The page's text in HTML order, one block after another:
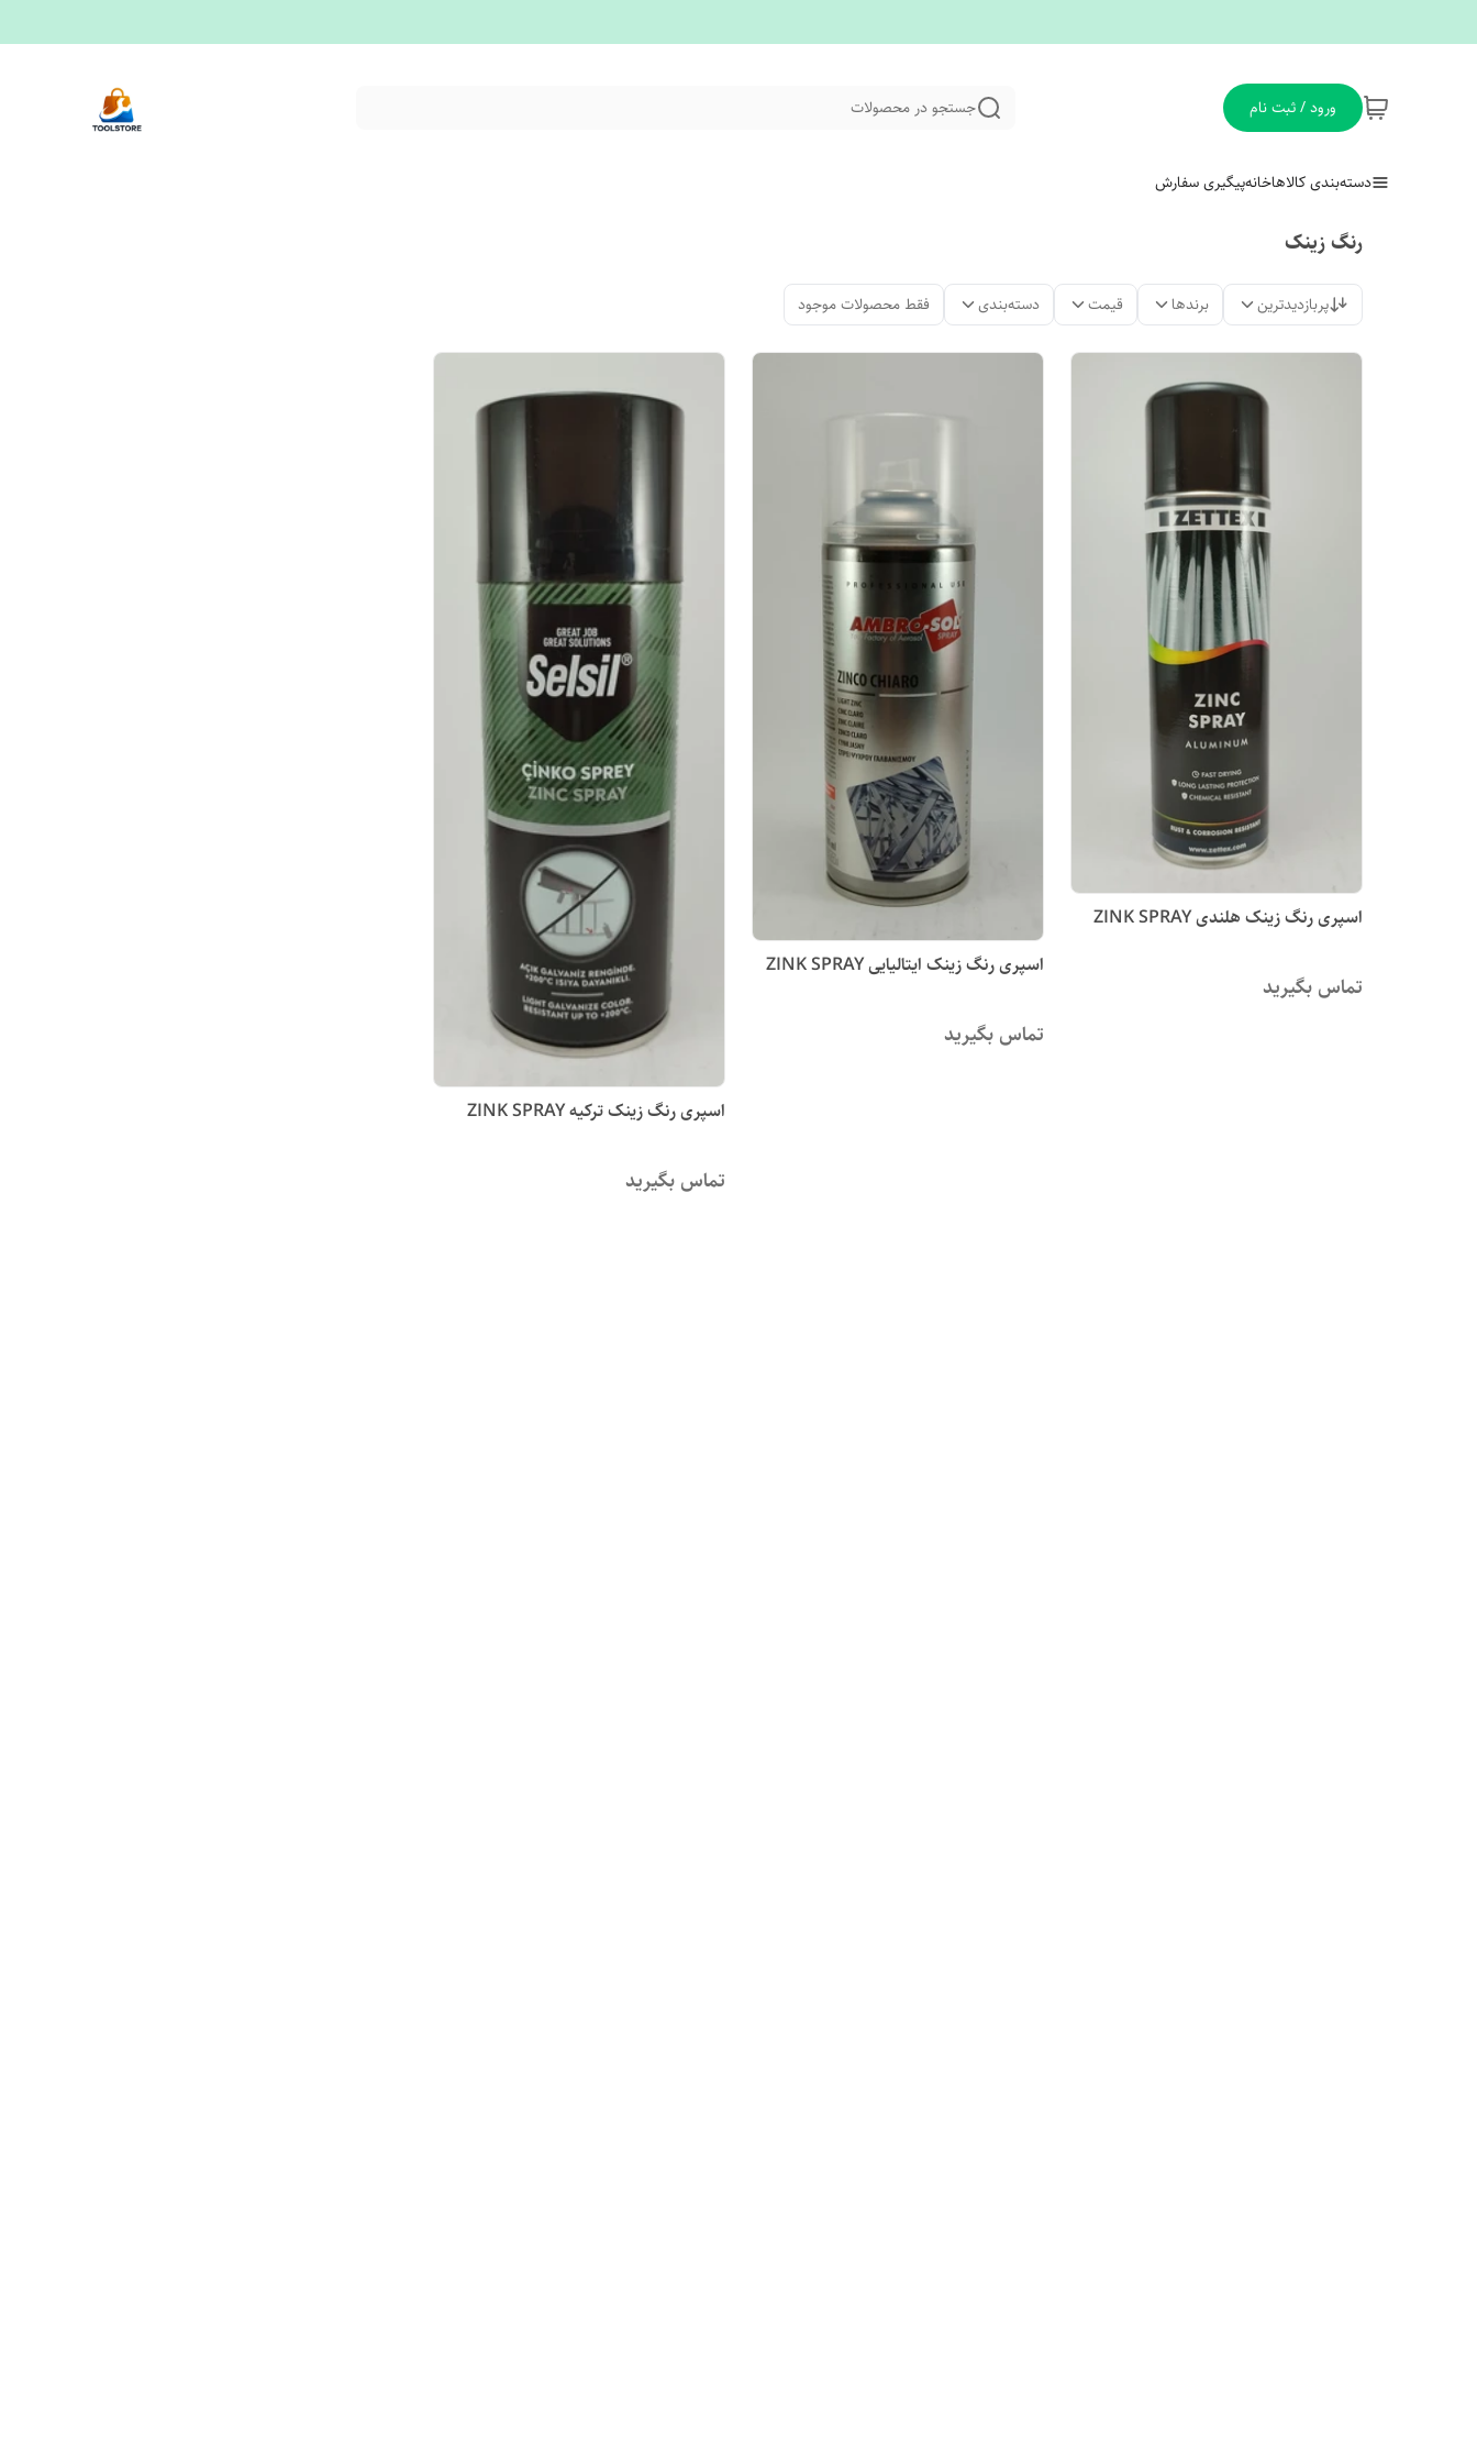
ورود / ثبت نام جستجو در محصولات
دسته‌بندی کالاهاخانهپیگیری سفارش
رنگ زینک
پربازدیدترین برندها قیمت دسته‌بندی فقط محصولات موجود
اسپری رنگ زینک هلندی ZINK SPRAY
تماس بگیرید
اسپری رنگ زینک ایتالیایی ZINK SPRAY
تماس بگیرید
اسپری رنگ زینک ترکیه ZINK SPRAY
تماس بگیرید